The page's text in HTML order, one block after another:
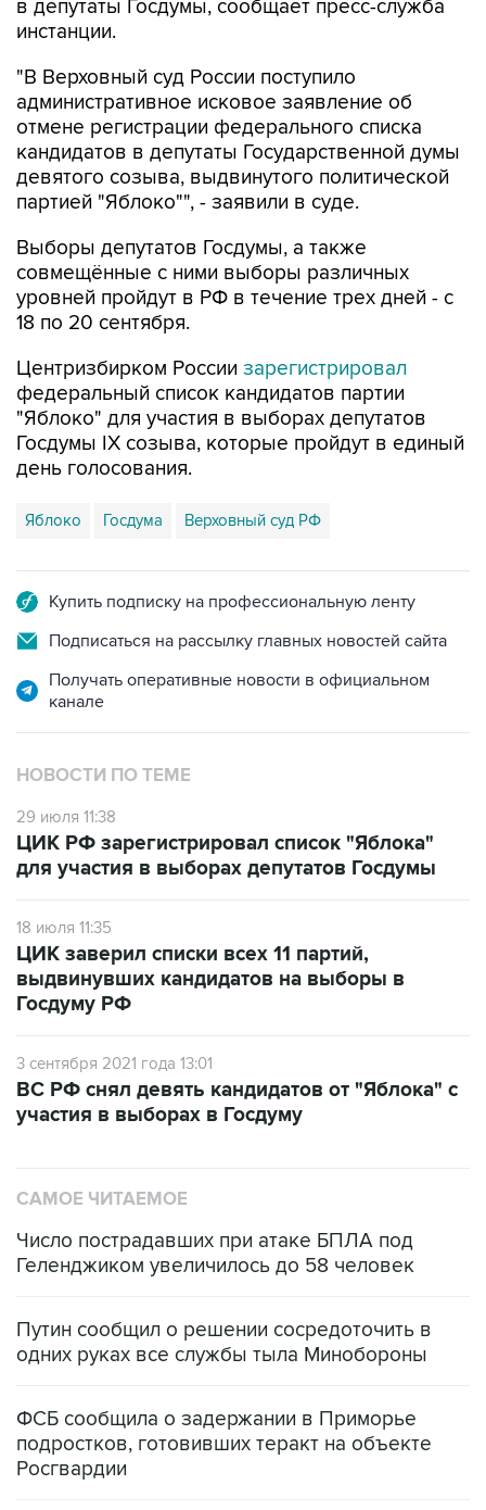
"В Верховный суд России поступило
отмене регистрации федерального списка
кандидатов в депутаты Государственной думы
девятого созыва, выдвинутого политической
партией "Яблоко"", - заявили в суде.
Выборы депутатов Госдумы, а также
уровней пройдут в РФ в течение трех дней - с
18 по 20 сентября.
Центризбирком России
"Яблоко" для участия в выборах депутатов
Госдумы IX созыва, которые пройдут в единый
день голосования.
Яблоко Госдума Верховный суд РФ
Подписаться на рассылку главных новостей сайта
Получать оперативные новости в официальном
НОВОСТИ ПО ТЕМЕ
29 июля 11:38
для участия в выборах депутатов Госдумы
18 июля 11:35
выдвинувших кандидатов на выборы в
Госдуму РФ
3 сентября 2021 года 13:01
участия в выборах в Госдуму
Число пострадавших при атаке БПЛА под
Путин сообщил о решении сосредоточить в
ФСБ сообщила о задержании в Приморье
Росгвардии
Беспилотные технологии и ИИ на службе у